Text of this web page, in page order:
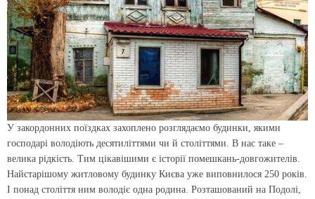
У закордонних поїздках захоплено розглядаємо будинки, якими
господарі володіють десятиліттями чи й століттями. В наc таке –
велика рідкість. Тим цікавішими є історії помешкань-довгожителів.
Найстарішому житловому будинку Києва уже виповнилося 250 років.
І понад століття ним володіє одна родина. Розташований на Подолі,